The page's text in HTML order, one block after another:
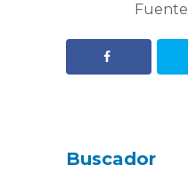
Fuente
Buscador